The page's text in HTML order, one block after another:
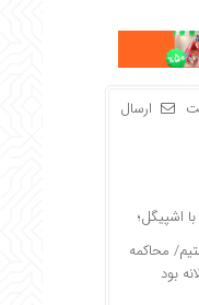
ارسال
اشپیگل؛
محاکمه
بود